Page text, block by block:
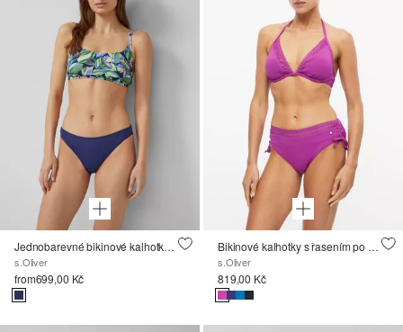
Jednobarevné bikinové kalhotky z mikrovlákna
s.Oliver
from699,00 Kč
Bikinové kalhotky s řasením po stranách
s.Oliver
819,00 Kč